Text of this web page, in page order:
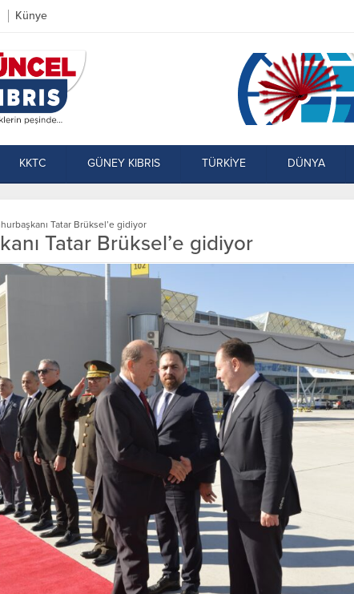
Künye
KKTC GÜNEY KIBRIS TÜRKİYE DÜNYA
Tatar Brüksel’e gidiyor
Tatar Brüksel’e gidiyor